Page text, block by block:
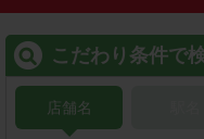
こだわり条件で
店舗名